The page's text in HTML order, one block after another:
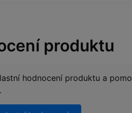
produktu
hodnocení produktu a